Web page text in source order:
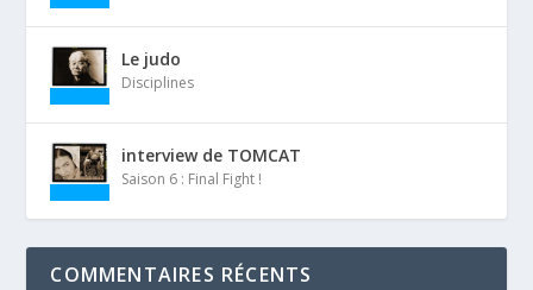
Le judo
Disciplines
interview de TOMCAT
Saison 6 : Final Fight !
COMMENTAIRES RÉCENTS